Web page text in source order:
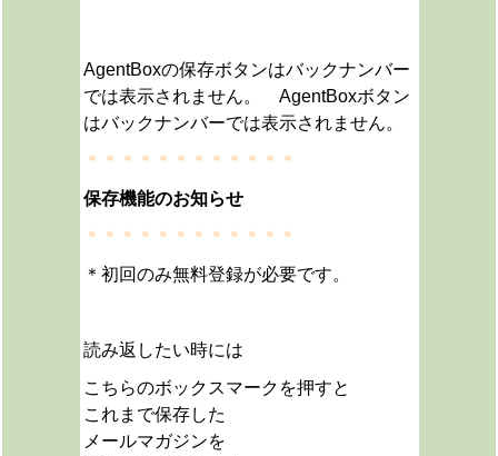
AgentBoxの保存ボタンはバックナンバー
では表示されません。 AgentBoxボタン
はバックナンバーでは表示されません。
＊＊＊＊＊＊＊＊＊＊＊＊
保存機能のお知らせ
＊＊＊＊＊＊＊＊＊＊＊＊
＊初回のみ無料登録が必要です。
読み返したい時には
こちらのボックスマークを押すと
これまで保存した
メールマガジンを